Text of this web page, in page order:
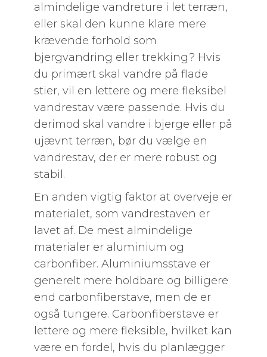
almindelige vandreture i let terræn,
eller skal den kunne klare mere
krævende forhold som
bjergvandring eller trekking? Hvis
du primært skal vandre på flade
stier, vil en lettere og mere fleksibel
vandrestav være passende. Hvis du
derimod skal vandre i bjerge eller på
ujævnt terræn, bør du vælge en
vandrestav, der er mere robust og
stabil.
En anden vigtig faktor at overveje er
materialet, som vandrestaven er
lavet af. De mest almindelige
materialer er aluminium og
carbonfiber. Aluminiumsstave er
generelt mere holdbare og billigere
end carbonfiberstave, men de er
også tungere. Carbonfiberstave er
lettere og mere fleksible, hvilket kan
være en fordel, hvis du planlægger